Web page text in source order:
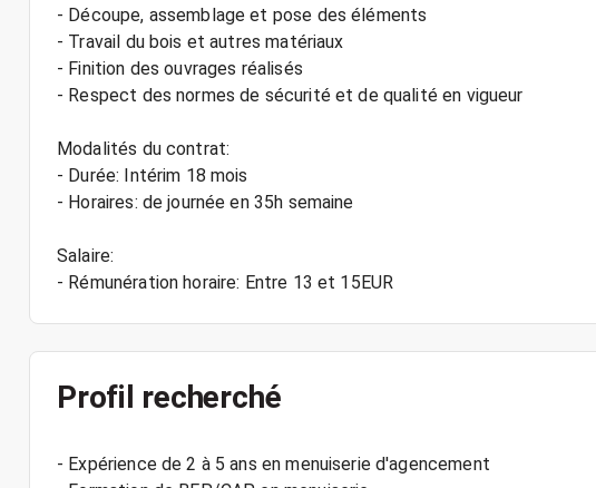
- Découpe, assemblage et pose des éléments
- Travail du bois et autres matériaux
- Finition des ouvrages réalisés
- Respect des normes de sécurité et de qualité en vigueur
Modalités du contrat:
- Durée: Intérim 18 mois
- Horaires: de journée en 35h semaine
Salaire:
Profil recherché
- Expérience de 2 à 5 ans en menuiserie d'agencement